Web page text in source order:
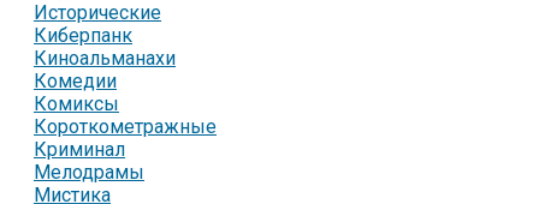
Исторические
Киберпанк
Киноальманахи
Комедии
Комиксы
Короткометражные
Криминал
Мелодрамы
Мистика